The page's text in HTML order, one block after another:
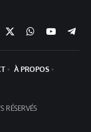
X
(Twitter)
Chaine
WhatsApp
YouTube
RÉSERVÉS
À PROPOS